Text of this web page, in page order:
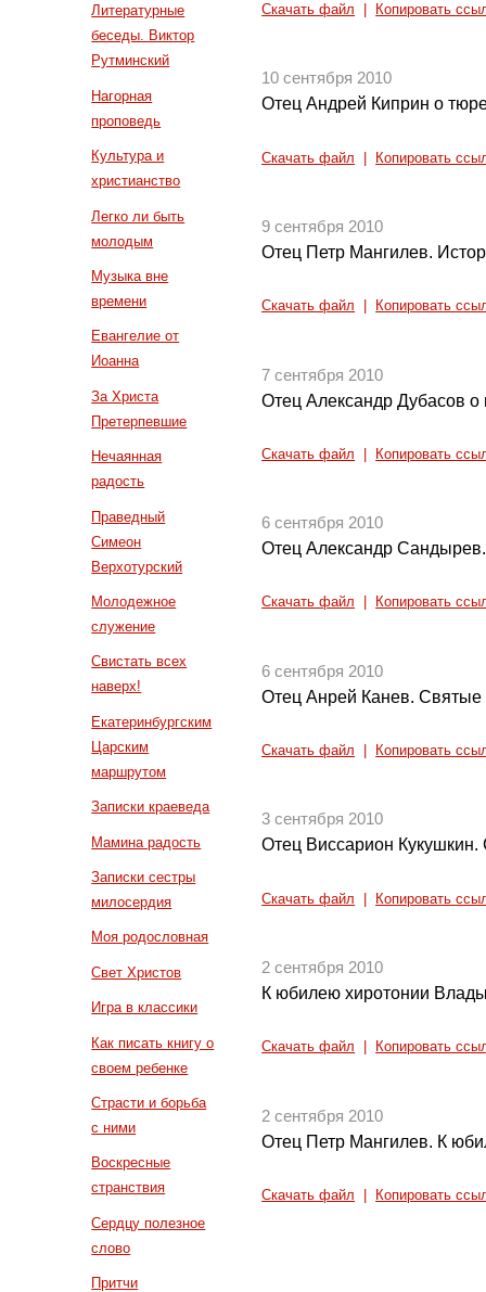
Литературные
беседы. Виктор
Рутминский
Нагорная
проповедь
Культура и
христианство
Легко ли быть
молодым
Музыка вне
времени
Евангелие от
Иоанна
За Христа
Претерпевшие
Нечаянная
радость
Праведный
Симеон
Верхотурский
Молодежное
служение
Свистать всех
наверх!
Екатеринбургским
Царским
маршрутом
Записки краеведа
Мамина радость
Записки сестры
милосердия
Моя родословная
Свет Христов
Игра в классики
Как писать книгу о
своем ребенке
Страсти и борьба
с ними
Воскресные
странствия
Сердцу полезное
слово
Притчи
Скачать файл Копировать
10 сентября 2010
Отец Андрей Киприн о
Скачать файл Копировать
9 сентября 2010
Отец Петр Мангилев.
Скачать файл Копировать
7 сентября 2010
Отец Александр Дубасов о
Скачать файл Копировать
6 сентября 2010
Отец Александр
Скачать файл Копировать
6 сентября 2010
Отец Анрей Канев. Святые
Скачать файл Копировать
3 сентября 2010
Отец Виссарион Кукушкин.
Скачать файл Копировать
2 сентября 2010
К юбилею хиротонии
Скачать файл Копировать
2 сентября 2010
Отец Петр Мангилев. К
Скачать файл Копировать